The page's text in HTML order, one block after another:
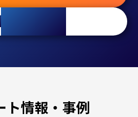
ご相談・お見積
ト情報・事例